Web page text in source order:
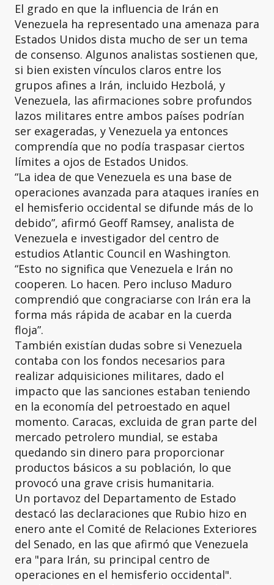
El grado en que la influencia de Irán en
Venezuela ha representado una amenaza para
Estados Unidos dista mucho de ser un tema
de consenso. Algunos analistas sostienen que,
si bien existen vínculos claros entre los
grupos afines a Irán, incluido Hezbolá, y
Venezuela, las afirmaciones sobre profundos
lazos militares entre ambos países podrían
ser exageradas, y Venezuela ya entonces
comprendía que no podía traspasar ciertos
límites a ojos de Estados Unidos.
“La idea de que Venezuela es una base de
operaciones avanzada para ataques iraníes en
el hemisferio occidental se difunde más de lo
debido”, afirmó Geoff Ramsey, analista de
Venezuela e investigador del centro de
estudios Atlantic Council en Washington.
“Esto no significa que Venezuela e Irán no
cooperen. Lo hacen. Pero incluso Maduro
comprendió que congraciarse con Irán era la
forma más rápida de acabar en la cuerda
floja”.
También existían dudas sobre si Venezuela
contaba con los fondos necesarios para
realizar adquisiciones militares, dado el
impacto que las sanciones estaban teniendo
en la economía del petroestado en aquel
momento. Caracas, excluida de gran parte del
mercado petrolero mundial, se estaba
quedando sin dinero para proporcionar
productos básicos a su población, lo que
provocó una grave crisis humanitaria.
Un portavoz del Departamento de Estado
destacó las declaraciones que Rubio hizo en
enero ante el Comité de Relaciones Exteriores
del Senado, en las que afirmó que Venezuela
era "para Irán, su principal centro de
operaciones en el hemisferio occidental".